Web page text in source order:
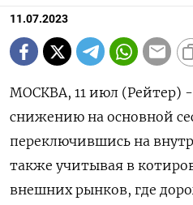
11.07.2023
МОСКВА, 11 июл (Рейтер) -
снижению на основной
переключившись на
также учитывая в
внешних рынков, где